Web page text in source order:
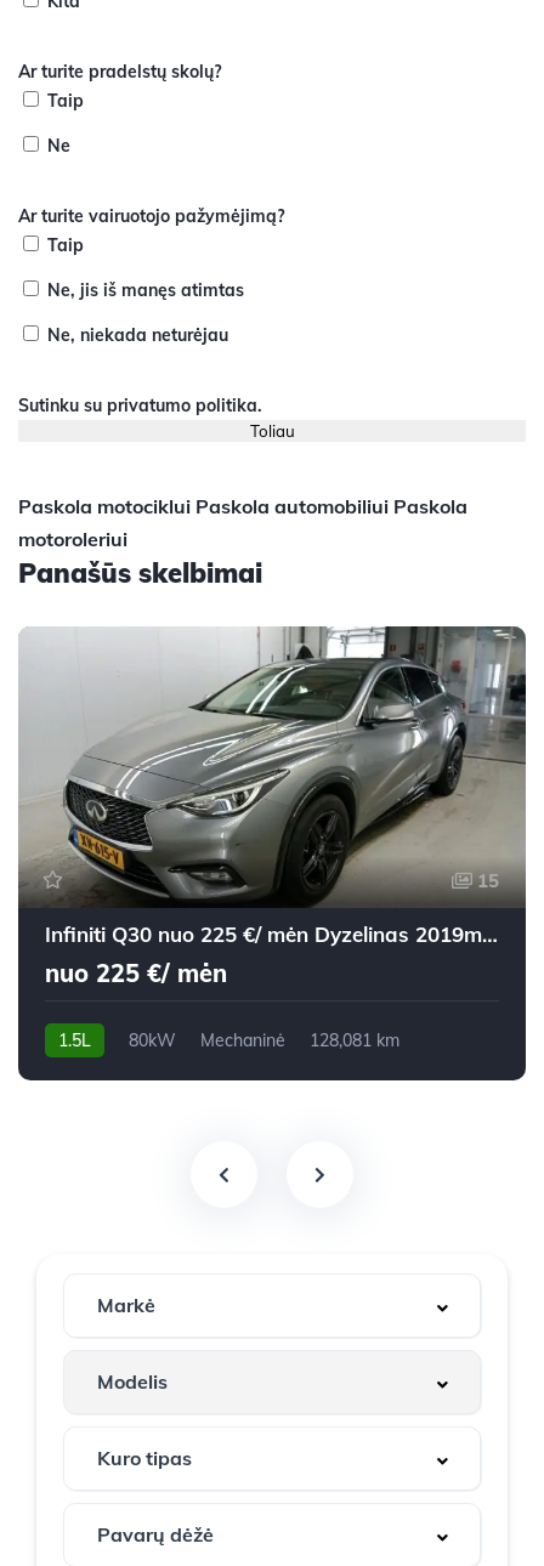
Ar turite pradelstų skolų?
Taip
Ne
Ar turite vairuotojo pažymėjimą?
Taip
Ne, jis iš manęs atimtas
Ne, niekada neturėjau
Sutinku su privatumo politika.
Paskola motociklui Paskola automobiliui Paskola
motoroleriui
Panašūs skelbimai
15
Infiniti Q30 nuo 225 €/ mėn Dyzelinas 2019m. Visureigis Mechaninė
nuo 225 €/ mėn
1.5L 80kW Mechaninė
128,081 km